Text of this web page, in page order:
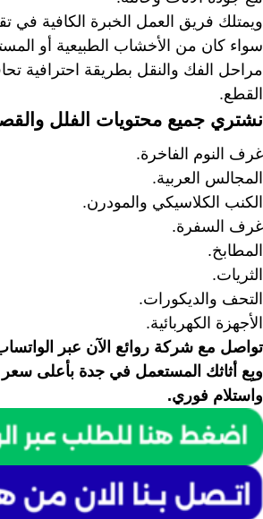
ويمتلك فريق العمل الخبرة الكافية في
سواء كان من الأخشاب الطبيعية أو
مراحل الفك والنقل بطريقة احترافية
القطع.
نشتري جميع محتويات الفلل
غرف النوم الفاخرة.
المجالس العربية.
الكنب الكلاسيكي والمودرن.
غرف السفرة.
المطابخ.
الثريات.
التحف والديكورات.
الأجهزة الكهربائية.
تواصل مع شركة روائع الآن عبر الواتساب
وبِع أثاثك المستعمل في جدة بأعلى
واستلام فوري.